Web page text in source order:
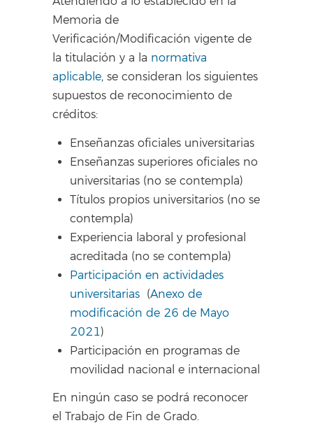
Memoria de
Verificación/Modificación vigente de
la titulación y a la normativa
aplicable, se consideran los siguientes
supuestos de reconocimiento de
créditos:
Enseñanzas oficiales universitarias
Enseñanzas superiores oficiales no
universitarias (no se contempla)
Títulos propios universitarios (no se
contempla)
Experiencia laboral y profesional
acreditada (no se contempla)
Participación en actividades
universitarias (Anexo de
modificación de 26 de Mayo
2021)
Participación en programas de
movilidad nacional e internacional
En ningún caso se podrá reconocer
el Trabajo de Fin de Grado.